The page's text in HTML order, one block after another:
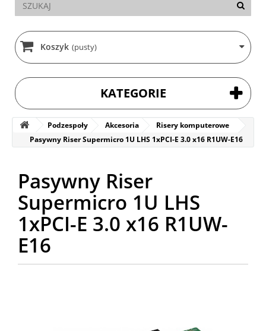
Koszyk (pusty)
KATEGORIE
Podzespoły Akcesoria
Risery komputerowe
Pasywny Riser Supermicro 1U LHS 1xPCI-E 3.0 x16 R1UW-E16
Pasywny Riser
Supermicro 1U LHS
1xPCI-E 3.0 x16 R1UW-
E16